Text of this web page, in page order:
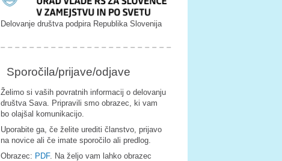
Delovanje društva podpira Republika Slovenija
Sporočila/prijave/odjave
Želimo si vaših povratnih informacij o delovanju
društva Sava. Pripravili smo obrazec, ki vam
bo olajšal komunikacijo.
Uporabite ga, če želite urediti članstvo, prijavo
na novice ali če imate sporočilo ali predlog.
Obrazec: PDF. Na željo vam lahko obrazec